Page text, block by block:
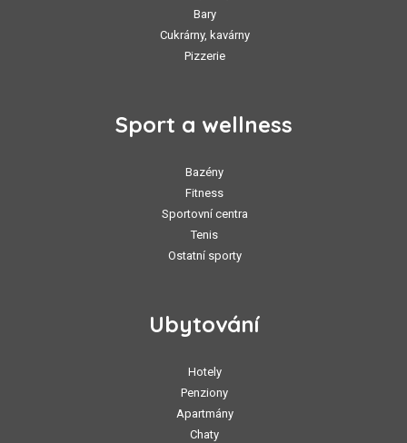
Bary
Cukrárny, kavárny
Pizzerie
Sport a wellness
Bazény
Fitness
Sportovní centra
Tenis
Ostatní sporty
Ubytování
Hotely
Penziony
Apartmány
Chaty